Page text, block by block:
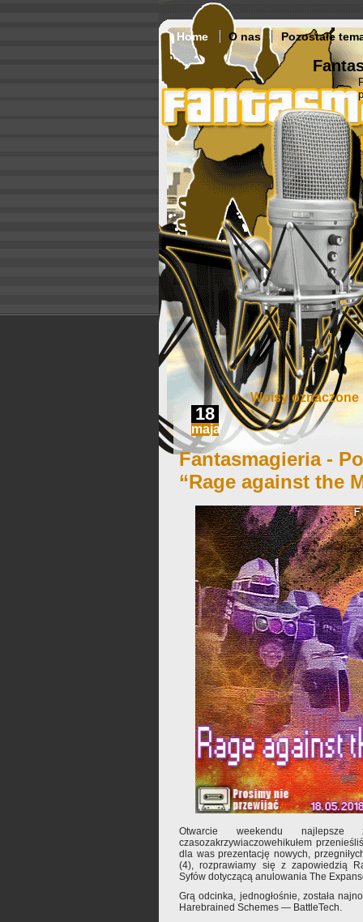
Home O nas Pozostałe
Wpisy oznaczone
18
maja
Fantasmagieria -
“Rage against the
Otwarcie weekendu najlepsze
czasozakrzywiaczowehikułem
dla was prezentację nowych,
(4), rozprawiamy się z zapowiedzią
Syfów dotyczącą anulowania The
Grą odcinka, jednogłośnie, została
Harebrained Schemes — BattleTech.